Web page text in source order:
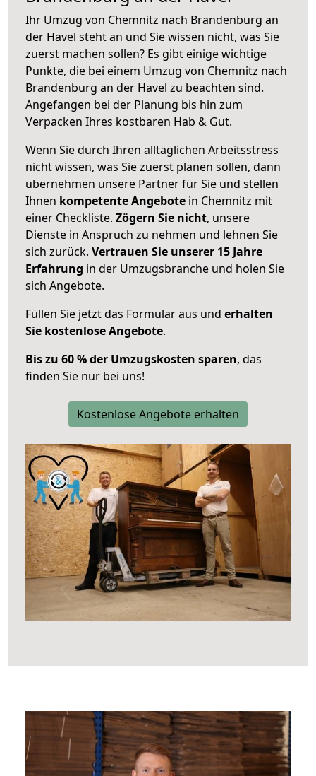
Ihr Umzug von Chemnitz nach Brandenburg an
der Havel steht an und Sie wissen nicht, was Sie
zuerst machen sollen? Es gibt einige wichtige
Punkte, die bei einem Umzug von Chemnitz nach
Brandenburg an der Havel zu beachten sind.
Angefangen bei der Planung bis hin zum
Verpacken Ihres kostbaren Hab & Gut.
Wenn Sie durch Ihren alltäglichen Arbeitsstress
nicht wissen, was Sie zuerst planen sollen, dann
übernehmen unsere Partner für Sie und stellen
Ihnen kompetente Angebote in Chemnitz mit
einer Checkliste. Zögern Sie nicht, unsere
Dienste in Anspruch zu nehmen und lehnen Sie
sich zurück. Vertrauen Sie unserer 15 Jahre
Erfahrung in der Umzugsbranche und holen Sie
sich Angebote.
Füllen Sie jetzt das Formular aus und erhalten
Sie kostenlose Angebote.
Bis zu 60 % der Umzugskosten sparen, das
finden Sie nur bei uns!
Kostenlose Angebote erhalten